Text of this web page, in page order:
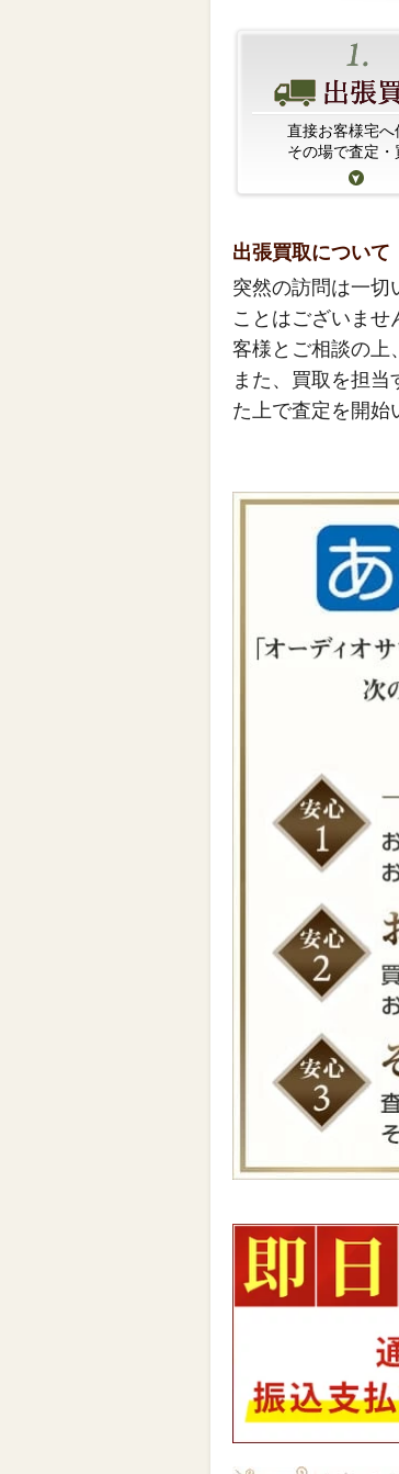
直接お客様宅へ
その場で査定・
出張買取について
突然の訪問は一切
ことはございませ
客様とご相談の上
また、買取を担
た上で査定を開始